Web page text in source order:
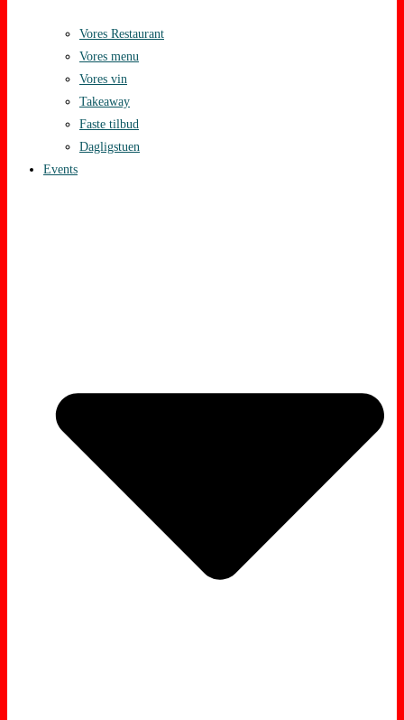
Vores Restaurant
Vores menu
Vores vin
Takeaway
Faste tilbud
Dagligstuen
Events